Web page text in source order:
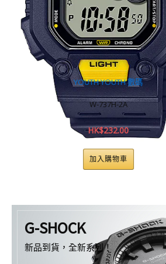
G-SHOCK
新品到貨，全新系列！